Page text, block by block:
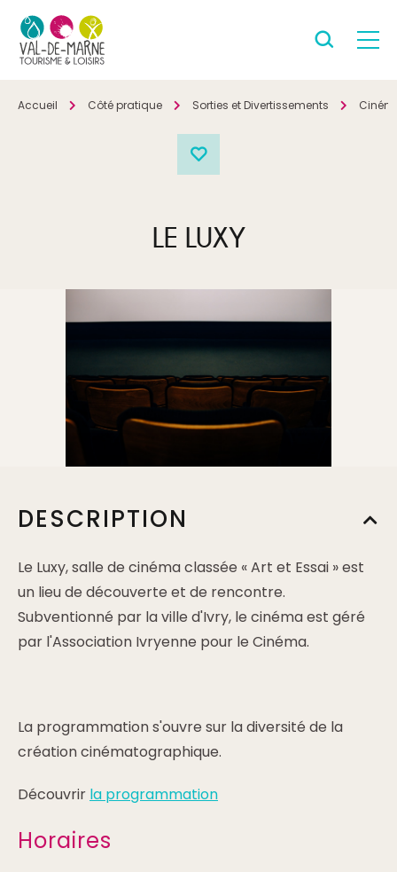
Accueil Côté pratique Sorties et Divertissements
LE LUXY
DESCRIPTION
Le Luxy, salle de cinéma classée « Art et Essai » est
un lieu de découverte et de rencontre.
Subventionné par la ville d'Ivry, le cinéma est géré
par l'Association Ivryenne pour le Cinéma.
La programmation s'ouvre sur la diversité de la
création cinématographique.
Découvrir la programmation
Horaires